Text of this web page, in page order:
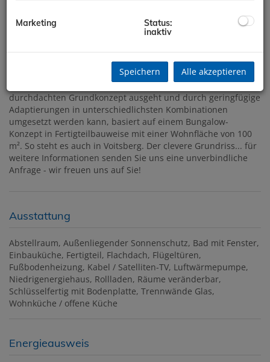
Am grünen Stadtrand von Voitsberg steht ein exklusives
Neubauprojekt: Das "efa-Haus". Dieses Architektenhaus mit
hohem Anspruch an Design, Nachhaltigkeit und
Funktionalität wurde für den "Häuslbauer von heute"
entwickelt. Das äußerst flexible Haussystem, das von einem
durchdachten Grundkonzept ausgeht und durch geringfügige
Adaptierungen in unterschiedlichsten Kombinationen
umgesetzt werden kann, basiert auf einem Bungalow-
Konzept in Fertigteilbauweise mit einer Wohnfläche von 100
m². So steht es auch in Voitsberg. Der clevere Grundriss... für
weitere Informationen senden Sie uns eine unverbindliche
Anfrage - wir freuen uns auf Sie!
Ausstattung
Abstellraum Außenliegender Sonnenschutz Bad mit Fenster
Einbauküche Fertigteil Flachdach Flügeltüren
Fußbodenheizung Kabel / Satelliten-TV Luftwärmepumpe
Niedrigenergiehaus Rollladen Räume veränderbar
Schlüsselfertig mit Bodenplatte Trennwände Glas
Wohnküche / offene Küche
Energieausweis
Marketing
Status:
inaktiv
Speichern Alle akzeptieren